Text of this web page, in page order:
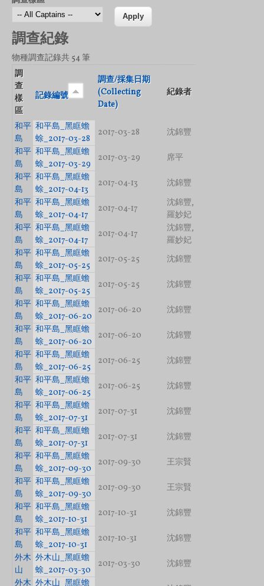
調查紀錄
物種調查記錄共 54 筆
調
查
樣
區
記錄編號
調查/採集日期
(Collecting
Date)
紀錄者
和平
島
和平島_黑眶蟾
蜍_2017-03-28
2017-03-28
沈錦豐
和平
島
和平島_黑眶蟾
蜍_2017-03-29
2017-03-29
席平
和平
島
和平島_黑眶蟾
蜍_2017-04-13
2017-04-13
沈錦豐
和平
島
和平島_黑眶蟾
蜍_2017-04-17
2017-04-17
沈錦豐,
羅妙妃
和平
島
和平島_黑眶蟾
蜍_2017-04-17
2017-04-17
沈錦豐,
羅妙妃
和平
島
和平島_黑眶蟾
蜍_2017-05-25
2017-05-25
沈錦豐
和平
島
和平島_黑眶蟾
蜍_2017-05-25
2017-05-25
沈錦豐
和平
島
和平島_黑眶蟾
蜍_2017-06-20
2017-06-20
沈錦豐
和平
島
和平島_黑眶蟾
蜍_2017-06-20
2017-06-20
沈錦豐
和平
島
和平島_黑眶蟾
蜍_2017-06-25
2017-06-25
沈錦豐
和平
島
和平島_黑眶蟾
蜍_2017-06-25
2017-06-25
沈錦豐
和平
島
和平島_黑眶蟾
蜍_2017-07-31
2017-07-31
沈錦豐
和平
島
和平島_黑眶蟾
蜍_2017-07-31
2017-07-31
沈錦豐
和平
島
和平島_黑眶蟾
蜍_2017-09-30
2017-09-30
王宗賢
和平
島
和平島_黑眶蟾
蜍_2017-09-30
2017-09-30
王宗賢
和平
島
和平島_黑眶蟾
蜍_2017-10-31
2017-10-31
沈錦豐
和平
島
和平島_黑眶蟾
蜍_2017-10-31
2017-10-31
沈錦豐
外木
山
外木山_黑眶蟾
蜍_2017-03-30
2017-03-30
沈錦豐
外木 外木山_黑眶蟾